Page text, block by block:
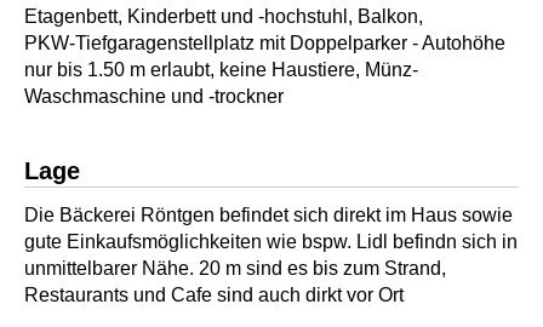
Etagenbett, Kinderbett und -hochstuhl, Balkon,
PKW-Tiefgaragenstellplatz mit Doppelparker - Autohöhe
nur bis 1.50 m erlaubt, keine Haustiere, Münz-
Waschmaschine und -trockner
Lage
Die Bäckerei Röntgen befindet sich direkt im Haus sowie
gute Einkaufsmöglichkeiten wie bspw. Lidl befindn sich in
unmittelbarer Nähe. 20 m sind es bis zum Strand,
Restaurants und Cafe sind auch dirkt vor Ort